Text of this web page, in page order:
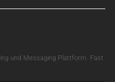
und Messaging Plattform. Fast